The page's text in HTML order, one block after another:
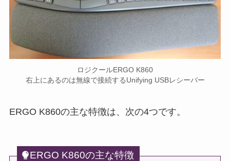
ロジクールERGO K860
右上にあるのは無線で接続するUnifying USBレシーバー
ERGO K860の主な特徴は、次の4つです。
ERGO K860の主な特徴